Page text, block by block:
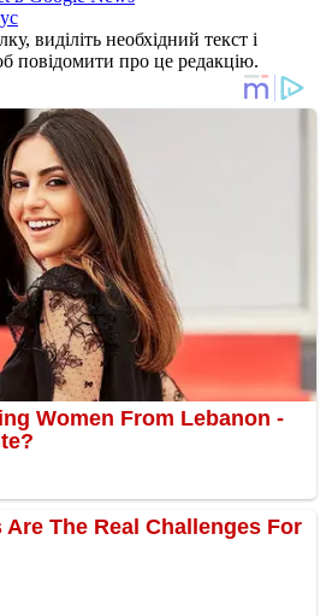
виділіть необхідний текст і
повідомити про це редакцію.